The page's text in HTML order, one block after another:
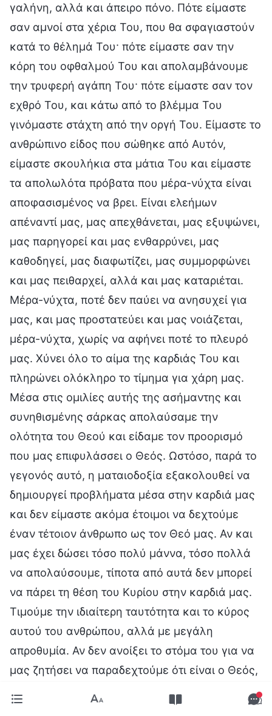
γαλήνη, αλλά και άπειρο πόνο. Πότε είμαστε
σαν αμνοί στα χέρια Του, που θα σφαγιαστούν
κατά το θέλημά Του· πότε είμαστε σαν την
κόρη του οφθαλμού Του και απολαμβάνουμε
την τρυφερή αγάπη Του· πότε είμαστε σαν τον
εχθρό Του, και κάτω από το βλέμμα Του
γινόμαστε στάχτη από την οργή Του. Είμαστε το
ανθρώπινο είδος που σώθηκε από Αυτόν,
είμαστε σκουλήκια στα μάτια Του και είμαστε
τα απολωλότα πρόβατα που μέρα-νύχτα είναι
αποφασισμένος να βρει. Είναι ελεήμων
απέναντί μας, μας απεχθάνεται, μας εξυψώνει,
μας παρηγορεί και μας ενθαρρύνει, μας
καθοδηγεί, μας διαφωτίζει, μας συμμορφώνει
και μας πειθαρχεί, αλλά και μας καταριέται.
Μέρα-νύχτα, ποτέ δεν παύει να ανησυχεί για
μας, και μας προστατεύει και μας νοιάζεται,
μέρα-νύχτα, χωρίς να αφήνει ποτέ το πλευρό
μας. Χύνει όλο το αίμα της καρδιάς Του και
πληρώνει ολόκληρο το τίμημα για χάρη μας.
Μέσα στις ομιλίες αυτής της ασήμαντης και
συνηθισμένης σάρκας απολαύσαμε την
ολότητα του Θεού και είδαμε τον προορισμό
που μας επιφυλάσσει ο Θεός. Ωστόσο, παρά το
γεγονός αυτό, η ματαιοδοξία εξακολουθεί να
δημιουργεί προβλήματα μέσα στην καρδιά μας
και δεν είμαστε ακόμα έτοιμοι να δεχτούμε
έναν τέτοιον άνθρωπο ως τον Θεό μας. Αν και
μας έχει δώσει τόσο πολύ μάννα, τόσο πολλά
να απολαύσουμε, τίποτα από αυτά δεν μπορεί
να πάρει τη θέση του Κυρίου στην καρδιά μας.
Τιμούμε την ιδιαίτερη ταυτότητα και το κύρος
αυτού του ανθρώπου, αλλά με μεγάλη
απροθυμία. Αν δεν ανοίξει το στόμα του για να
μας ζητήσει να παραδεχτούμε ότι είναι ο Θεός,
παραδεχτούμε ότι είναι ο Θεός που σύντομα θα